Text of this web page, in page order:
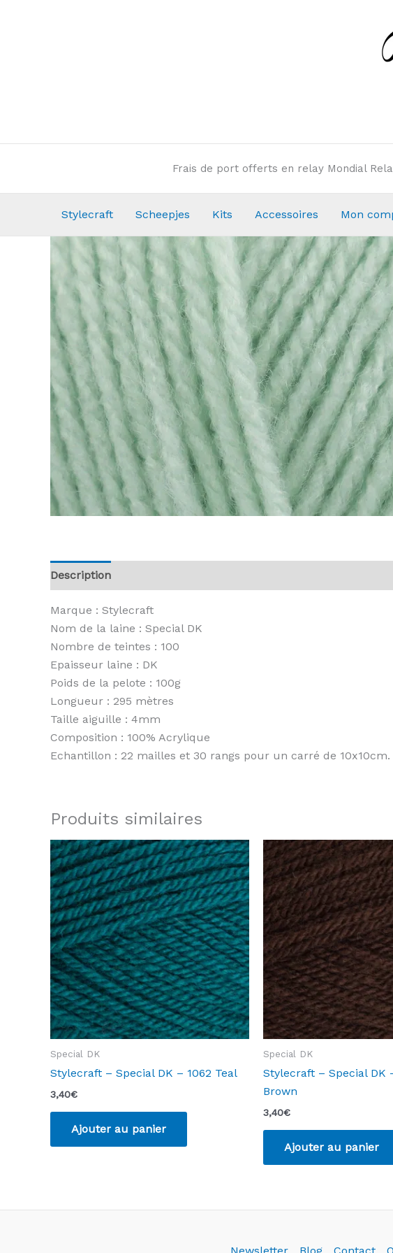
Frais de port offerts en relay Mondial
Stylecraft Scheepjes Kits Accessoires Mon
Description
Marque : Stylecraft
Nom de la laine : Special DK
Nombre de teintes : 100
Epaisseur laine : DK
Poids de la pelote : 100g
Longueur : 295 mètres
Taille aiguille : 4mm
Composition : 100% Acrylique
Echantillon : 22 mailles et 30 rangs pour un carré de 10x10cm.
Produits similaires
Special DK
Stylecraft – Special DK – 1062 Teal
3,40€
Ajouter au panier
Special DK
Stylecraft – Special DK
Brown
3,40€
Ajouter au panier
Newsletter Blog Contact